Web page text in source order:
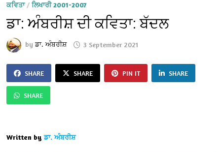
ਕਵਿਤਾ/ਲਿਖਾਰੀ 2001-2007
ਡਾ: ਅੰਬਰੀਸ਼ ਦੀ ਕਵਿਤਾ: ਬੱਦਲ
byਡਾ. ਅੰਬਰੀਸ਼ 3 September 2021
SHARE SHARE PIN IT SHARE
SHARE
Written by ਡਾ. ਅੰਬਰੀਸ਼